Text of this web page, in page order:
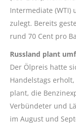
Intermediate (WTI)
zulegt. Bereits
rund 70 Cent pro
Russland plant
Der Ölpreis hatte
Handelstags
plant, die
Verbündeter und
im August und